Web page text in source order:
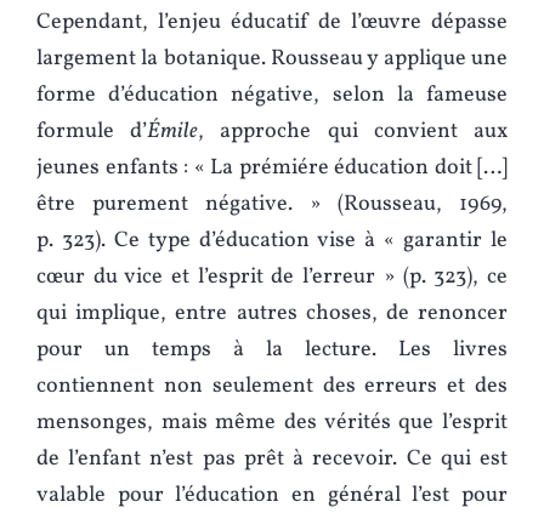
Cependant, l’enjeu éducatif de l’œuvre dépasse
largement la botanique. Rousseau y applique une
forme d’éducation négative, selon la fameuse
formule d’Émile, approche qui convient aux
jeunes enfants : « La prémiére éducation doit […]
être purement négative. » (Rousseau, 1969,
p. 323). Ce type d’éducation vise à « garantir le
cœur du vice et l’esprit de l’erreur » (p. 323), ce
qui implique, entre autres choses, de renoncer
pour un temps à la lecture. Les livres
contiennent non seulement des erreurs et des
mensonges, mais même des vérités que l’esprit
de l’enfant n’est pas prêt à recevoir. Ce qui est
valable pour l’éducation en général l’est pour